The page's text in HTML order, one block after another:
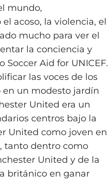
mundo,
acoso, la violencia, el
mucho para ver el
la conciencia y
Aid for UNICEF.
las voces de los
en un modesto jardín
United era un
centros bajo la
United como joven en
tanto dentro como
United y de la
británico en ganar